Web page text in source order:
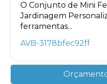
O Conjunto de Mini
Jardinagem
ferramentas...
AVB-3178bfec92ff